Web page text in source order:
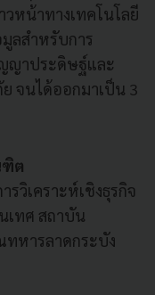
หน้าทางเทคโนโลยี
ลสำหรับการ
ญาประดิษฐ์และ
จนได้ออกมาเป็น 3
ต
วิเคราะห์เชิงธุรกิจ
เทศ สถาบัน
ทหารลาดกระบัง